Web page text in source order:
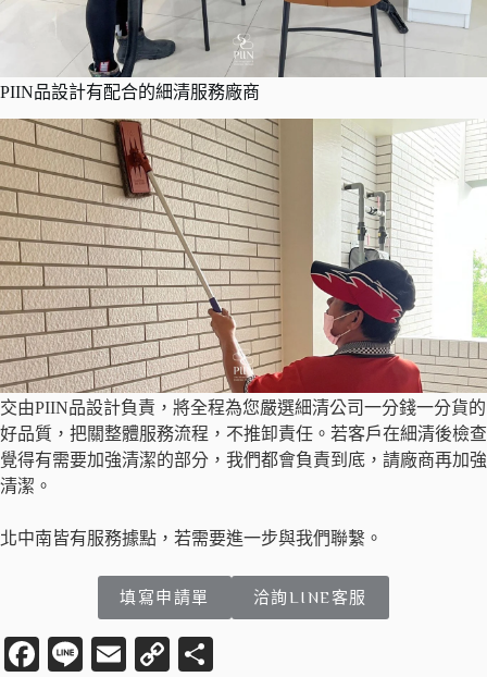
PIIN品設計有配合的細清服務廠商
交由PIIN品設計負責，將全程為您嚴選細清公司一分錢一分貨的
好品質，把關整體服務流程，不推卸責任。若客戶在細清後檢查
覺得有需要加強清潔的部分，我們都會負責到底，請廠商再加強
清潔。
北中南皆有服務據點，若需要進一步與我們聯繫。
填寫申請單 洽詢LINE客服
Fa Li
E
C